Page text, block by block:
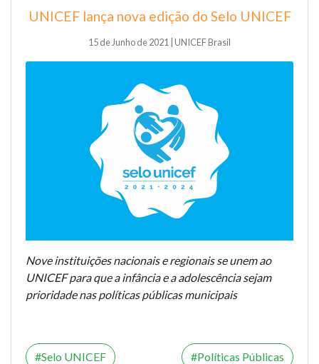
UNICEF lança nova edição do Selo UNICEF
15 de Junho de 2021 | UNICEF Brasil
Nove instituições nacionais e regionais se unem ao
UNICEF para que a infância e a adolescência sejam
prioridade nas políticas públicas municipais
Selo UNICEF Políticas Públicas